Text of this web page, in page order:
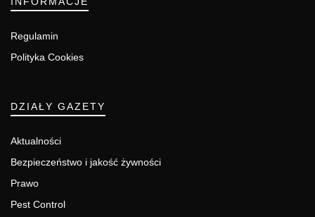
Regulamin
Polityka Cookies
DZIAŁY GAZETY
Aktualności
Bezpieczeństwo i jakość żywności
Prawo
Pest Control